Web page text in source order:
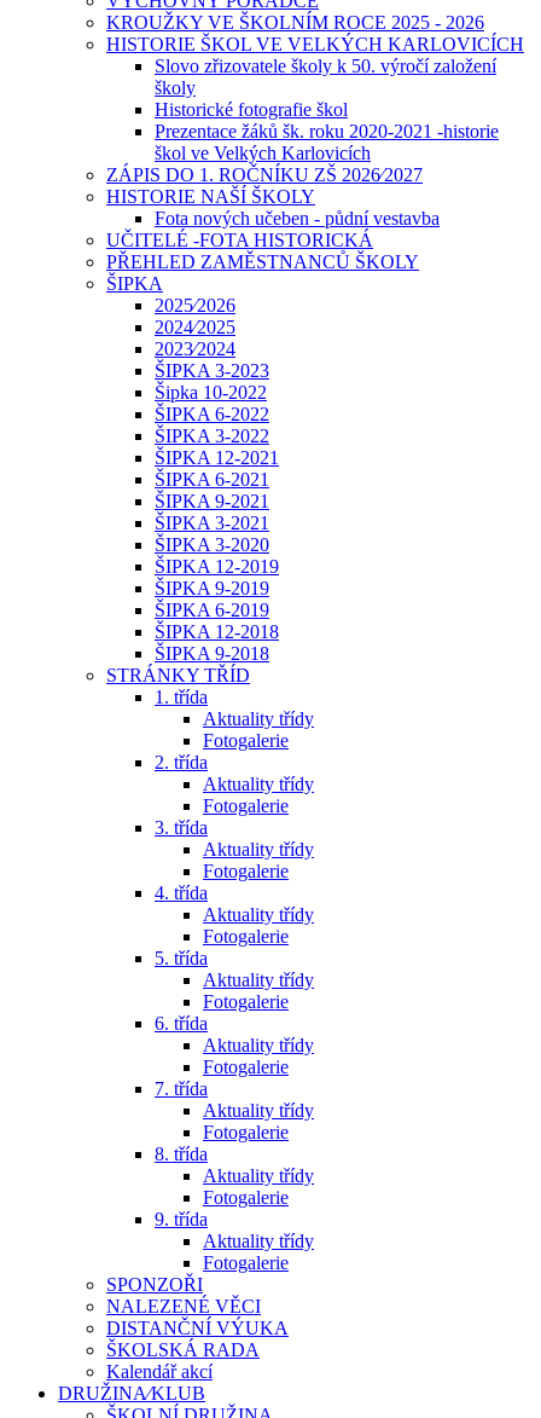
KROUŽKY VE ŠKOLNÍM ROCE 2025 - 2026
HISTORIE ŠKOL VE VELKÝCH KARLOVICÍCH
Slovo zřizovatele školy k 50. výročí založení
školy
Historické fotografie škol
Prezentace žáků šk. roku 2020-2021 -historie
škol ve Velkých Karlovicích
ZÁPIS DO 1. ROČNÍKU ZŠ 2026⁄2027
HISTORIE NAŠÍ ŠKOLY
Fota nových učeben - půdní vestavba
UČITELÉ -FOTA HISTORICKÁ
PŘEHLED ZAMĚSTNANCŮ ŠKOLY
ŠIPKA
2025⁄2026
2024⁄2025
2023⁄2024
ŠIPKA 3-2023
Šipka 10-2022
ŠIPKA 6-2022
ŠIPKA 3-2022
ŠIPKA 12-2021
ŠIPKA 6-2021
ŠIPKA 9-2021
ŠIPKA 3-2021
ŠIPKA 3-2020
ŠIPKA 12-2019
ŠIPKA 9-2019
ŠIPKA 6-2019
ŠIPKA 12-2018
ŠIPKA 9-2018
STRÁNKY TŘÍD
1. třída
Aktuality třídy
Fotogalerie
2. třída
Aktuality třídy
Fotogalerie
3. třída
Aktuality třídy
Fotogalerie
4. třída
Aktuality třídy
Fotogalerie
5. třída
Aktuality třídy
Fotogalerie
6. třída
Aktuality třídy
Fotogalerie
7. třída
Aktuality třídy
Fotogalerie
8. třída
Aktuality třídy
Fotogalerie
9. třída
Aktuality třídy
Fotogalerie
SPONZOŘI
NALEZENÉ VĚCI
DISTANČNÍ VÝUKA
ŠKOLSKÁ RADA
Kalendář akcí
DRUŽINA⁄KLUB